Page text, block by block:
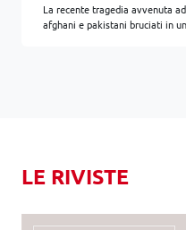
La recente tragedia avvenuta
afghani e pakistani bruciati in
LE RIVISTE